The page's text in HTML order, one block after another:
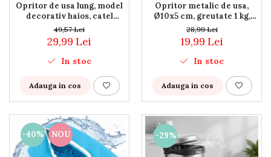
HoReCa
Opritor de usa lung, model
decorativ haios, catel
maro/bej, material textil,
85x10 cm, protectie
inchidere accidentala,
integrare facila in diferite
stiluri de amenajare
49,57 Lei
29,99 Lei
In stoc
Adauga in cos
Opritor metalic de usa,
Ø10x5 cm, greutate 1 kg,
baza antialunecare, aspect
de lemn
28,99 Lei
19,99 Lei
In stoc
Adauga in cos
-40% NOU -29%